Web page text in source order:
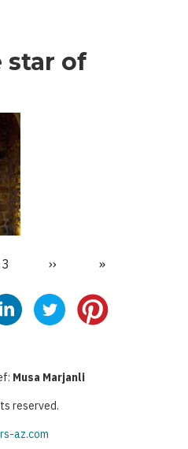
star of
Page
3
Next
››
Last
»
Musa Marjanli
reserved.
az.com